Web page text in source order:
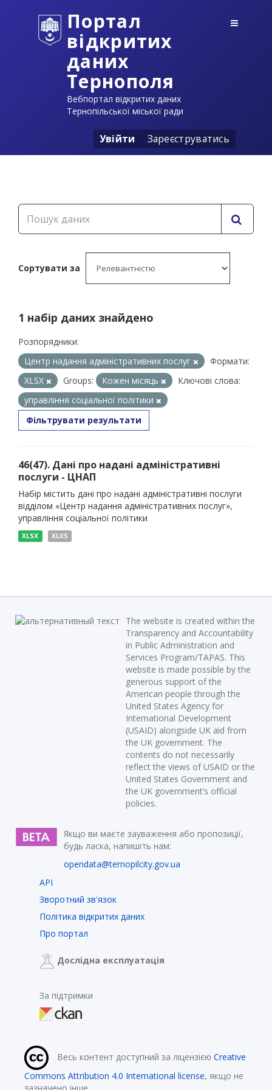
Портал
відкритих
даних
Тернополя
Вебпортал відкритих даних
Тернопільської міської ради
Увійти Зареєструватись
Сортувати за
1 набір даних знайдено
Розпорядники:
Центр надання адміністративних послуг
Формати:
XLSX
Groups: Кожен місяць
Ключові слова:
управління соціальної політики
Фільтрувати результати
46(47). Дані про надані адміністративні
послуги - ЦНАП
Набір містить дані про надані адміністративні послуги
відділом «Центр надання адміністративних послуг»,
управління соціальної політики
XLSX XLXS
The website is created within the
Transparency and Accountability
in Public Administration and
Services Program/TAPAS. This
website is made possible by the
generous support of the
American people through the
United States Agency for
International Development
(USAID) alongside UK aid from
the UK government. The
contents do not necessarily
reflect the views of USAID or the
United States Government and
the UK government’s official
policies.
Якщо ви маєте зауваження або пропозиції,
будь ласка, напишіть нам:
opendata@ternopilcity.gov.ua
API
Зворотний зв'язок
Політика відкритих даних
Про портал
Дослідна експлуатація
За підтримки
Весь контент доступний за ліцензією Creative
Commons Attribution 4.0 International license, якщо не